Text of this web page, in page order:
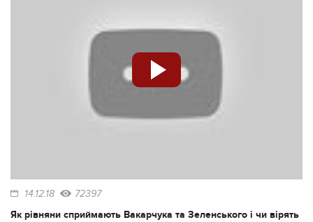
14.12.18 72397
Як рівняни сприймають Вакарчука та Зеленського і чи вірять